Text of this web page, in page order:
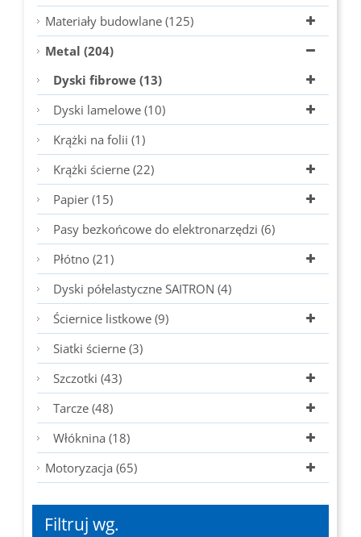
Materiały budowlane (125)
Metal (204)
Dyski fibrowe (13)
Dyski lamelowe (10)
Krążki na folii (1)
Krążki ścierne (22)
Papier (15)
Pasy bezkońcowe do elektronarzędzi (6)
Płótno (21)
Dyski półelastyczne SAITRON (4)
Ściernice listkowe (9)
Siatki ścierne (3)
Szczotki (43)
Tarcze (48)
Włóknina (18)
Motoryzacja (65)
Filtruj wg.